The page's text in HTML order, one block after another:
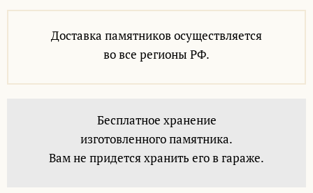
Доставка памятников осуществляется
во все регионы РФ.
Бесплатное хранение
изготовленного памятника.
Вам не придется хранить его в гараже.